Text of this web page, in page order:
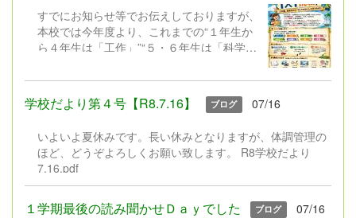
すでにお知らせ等でお伝えしておりますが、
本校では今年度より、これまでの“１年生か
ら４年生は「工作」”“５・６年生は「科学研
題を見直し、新たに「1人1挑戦」を実施い
たします。近年、子どもたちの興味や関心は
ますます多様化しています。また、これから
動しながら学び続ける力が求められていま
す。 そこで本校では、工作や理科の研究に
限定するのではなく、子どもたち一人一人が
「やってみたい」「もっと知りたい」「でき
るようになりたい」と思うことに挑戦する機
学校だより第４号【R8.7.16】 ブログ 07/16
いよいよ夏休みです。長い休みとなりますが、体調管理の
ほど、どうぞよろしくお願い致します。 R8学校だより
7.16.pdf
１学期最後の読み聞かせＤａｙでした ブログ 07/16